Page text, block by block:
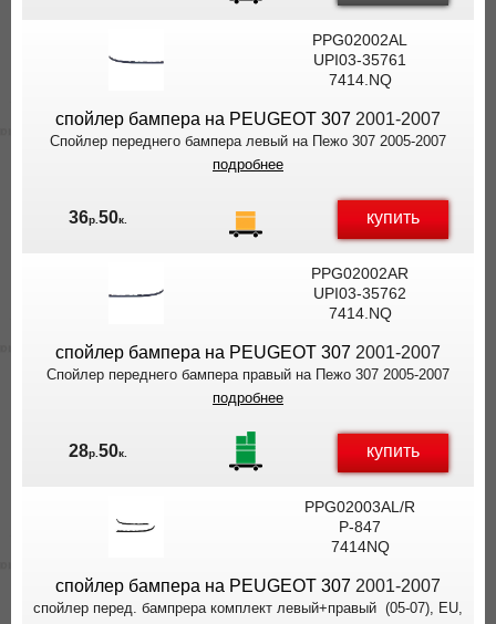
PPG02002AL
UPI03-35761
7414.NQ
спойлер бампера на PEUGEOT 307 2001-2007
Спойлер переднего бампера левый на Пежо 307 2005-2007
подробнее
36р.50к. купить
PPG02002AR
UPI03-35762
7414.NQ
спойлер бампера на PEUGEOT 307 2001-2007
Спойлер переднего бампера правый на Пежо 307 2005-2007
подробнее
28р.50к. купить
PPG02003AL/R
P-847
7414NQ
спойлер бампера на PEUGEOT 307 2001-2007
спойлер перед. бампрера комплект левый+правый (05-07), EU,